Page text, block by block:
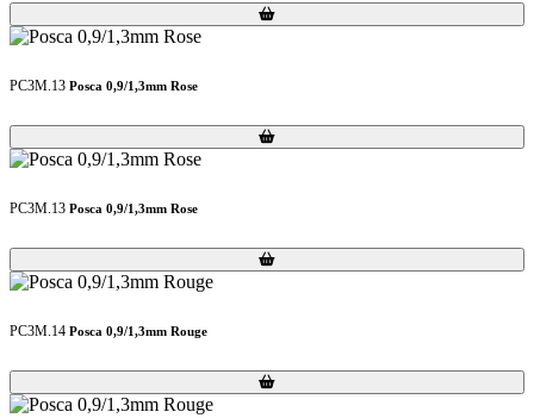
Loading...
Loading...
PC3M.13 Posca 0,9/1,3mm Rose
Loading...
Loading...
PC3M.13 Posca 0,9/1,3mm Rose
Loading...
Loading...
PC3M.14 Posca 0,9/1,3mm Rouge
Loading...
Loading...